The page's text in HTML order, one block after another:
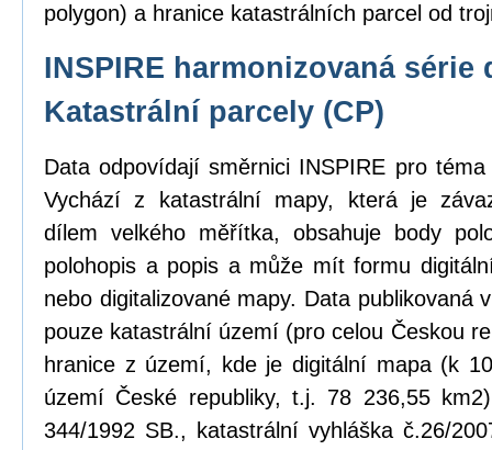
polygon) a hranice katastrálních parcel od
INSPIRE harmonizovaná série
Katastrální parcely (CP)
Data odpovídají směrnici INSPIRE pro
Vychází z katastrální mapy, která je
dílem velkého měřítka, obsahuje body
polohopis a popis a může mít formu
nebo digitalizované mapy. Data publikovaná
pouze katastrální území (pro celou Českou
hranice z území, kde je digitální mapa (k
území České republiky, t.j. 78 236,55
344/1992 SB., katastrální vyhláška č.26/